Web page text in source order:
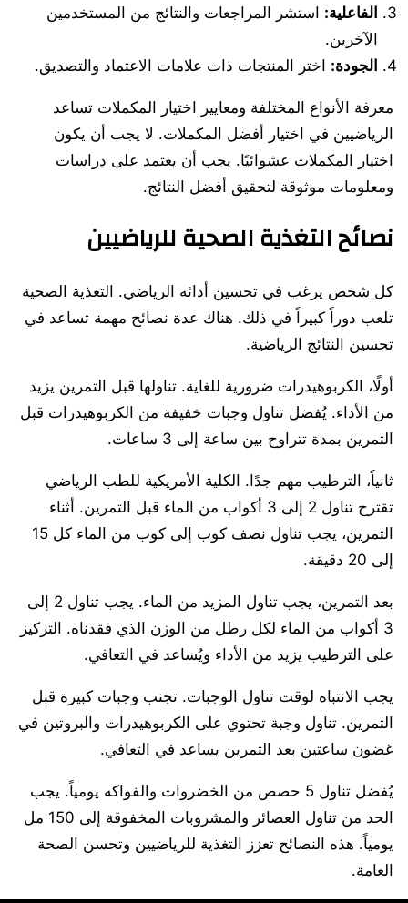
الفاعلية: استشر المراجعات والنتائج من المستخدمين
الآخرين.
الجودة: اختر المنتجات ذات علامات الاعتماد والتصديق.
معرفة الأنواع المختلفة ومعايير اختيار المكملات تساعد
الرياضيين في اختيار أفضل المكملات. لا يجب أن يكون
اختيار المكملات عشوائيًا. يجب أن يعتمد على دراسات
ومعلومات موثوقة لتحقيق أفضل النتائج.
نصائح التغذية الصحية للرياضيين
كل شخص يرغب في تحسين أدائه الرياضي. التغذية الصحية
تلعب دوراً كبيراً في ذلك. هناك عدة نصائح مهمة تساعد في
تحسين النتائج الرياضية.
أولًا، الكربوهيدرات ضرورية للغاية. تناولها قبل التمرين يزيد
من الأداء. يُفضل تناول وجبات خفيفة من الكربوهيدرات قبل
التمرين بمدة تتراوح بين ساعة إلى 3 ساعات.
ثانياً، الترطيب مهم جدًا. الكلية الأمريكية للطب الرياضي
تقترح تناول 2 إلى 3 أكواب من الماء قبل التمرين. أثناء
التمرين، يجب تناول نصف كوب إلى كوب من الماء كل 15
إلى 20 دقيقة.
بعد التمرين، يجب تناول المزيد من الماء. يجب تناول 2 إلى
3 أكواب من الماء لكل رطل من الوزن الذي فقدناه. التركيز
على الترطيب يزيد من الأداء ويُساعد في التعافي.
يجب الانتباه لوقت تناول الوجبات. تجنب وجبات كبيرة قبل
التمرين. تناول وجبة تحتوي على الكربوهيدرات والبروتين في
غضون ساعتين بعد التمرين يساعد في التعافي.
يُفضل تناول 5 حصص من الخضروات والفواكه يومياً. يجب
الحد من تناول العصائر والمشروبات المخفوقة إلى 150 مل
يومياً. هذه النصائح تعزز التغذية للرياضيين وتحسن الصحة
العامة.